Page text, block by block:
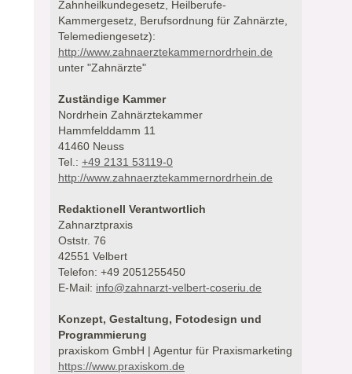
Zahnheilkundegesetz, Heilberufe-
Kammergesetz, Berufsordnung für Zahnärzte,
Telemediengesetz):
http://www.zahnaerztekammernordrhein.de
unter "Zahnärzte"
Zuständige Kammer
Nordrhein Zahnärztekammer
Hammfelddamm 11
41460 Neuss
Tel.: +49 2131 53119-0
http://www.zahnaerztekammernordrhein.de
Redaktionell Verantwortlich
Zahnarztpraxis
Oststr. 76
42551 Velbert
Telefon: +49 2051255450
E-Mail: info@zahnarzt-velbert-coseriu.de
Konzept, Gestaltung, Fotodesign und
Programmierung
praxiskom GmbH | Agentur für Praxismarketing
https://www.praxiskom.de